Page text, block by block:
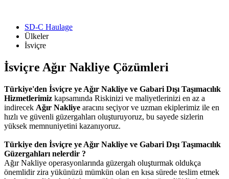
SD-C Haulage
Ülkeler
İsviçre
İsviçre Ağır Nakliye Çözümleri
Türkiye'den İsviçre ye Ağır Nakliye ve Gabari Dışı Taşımacılık
Hizmetlerimiz kapsamında Riskinizi ve maliyetlerinizi en az a
indirecek Ağır Nakliye aracını seçiyor ve uzman ekiplerimiz ile en
hızlı ve güvenli güzergahları oluşturuyoruz, bu sayede sizlerin
yüksek memnuniyetini kazanıyoruz.
Türkiye den İsviçre ye Ağır Nakliye ve Gabari Dışı Taşımacılık
Güzergahları nelerdir ?
Ağır Nakliye operasyonlarında güzergah oluşturmak oldukça
önemlidir zira yükünüzü mümkün olan en kısa sürede teslim etmek